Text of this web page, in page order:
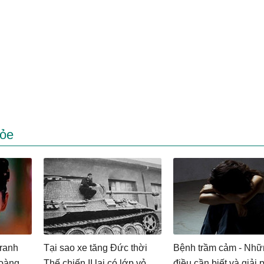
Tại sao xe tăng Đức thời
Bệnh trầm cảm -